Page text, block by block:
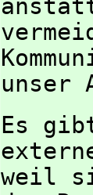
unser
Es
weil